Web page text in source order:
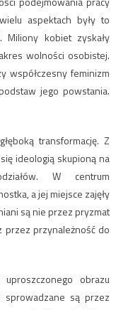
aspektach były to
Miliony kobiet zyskały
wolności osobistej.
współczesny feminizm
jego powstania.
transformację. Z
ideologią skupioną na
W centrum
a jej miejsce zajęły
są nie przez pryzmat
przez przynależność do
obrazu
sprowadzane są przez